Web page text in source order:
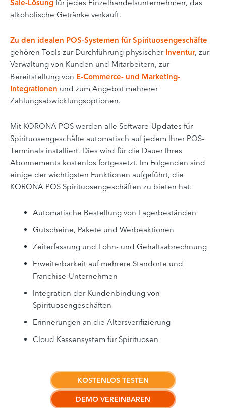
Sale-Lösung für jedes Einzelhandelsunternehmen, das
alkoholische Getränke verkauft.
Zu den idealen POS-Systemen für Spirituosengeschäfte
gehören Tools zur Durchführung physischer Inventur, zur
Verwaltung von Kunden und Mitarbeitern, zur
Bereitstellung von E-Commerce- und Marketing-
Integrationen und zum Angebot mehrerer
Zahlungsabwicklungsoptionen.
Mit KORONA POS werden alle Software-Updates für
Spirituosengeschäfte automatisch auf jedem Ihrer POS-
Terminals installiert. Dies wird für die Dauer Ihres
Abonnements kostenlos fortgesetzt. Im Folgenden sind
einige der wichtigsten Funktionen aufgeführt, die
KORONA POS Spirituosengeschäften zu bieten hat:
Automatische Bestellung von Lagerbeständen
Gutscheine, Pakete und Werbeaktionen
Zeiterfassung und Lohn- und Gehaltsabrechnung
Erweiterbarkeit auf mehrere Standorte und
Franchise-Unternehmen
Integration der Kundenbindung von
Spirituosengeschäften
Erinnerungen an die Altersverifizierung
Cloud Kassensystem für Spirituosen
KOSTENLOS TESTEN
DEMO VEREINBAREN